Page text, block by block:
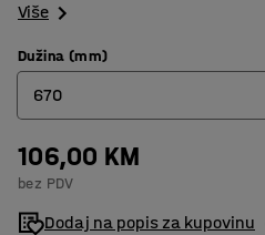
Više
Dužina (mm)
670
670
900
106,00 KM
bez PDV
Dodaj na popis za kupovinu